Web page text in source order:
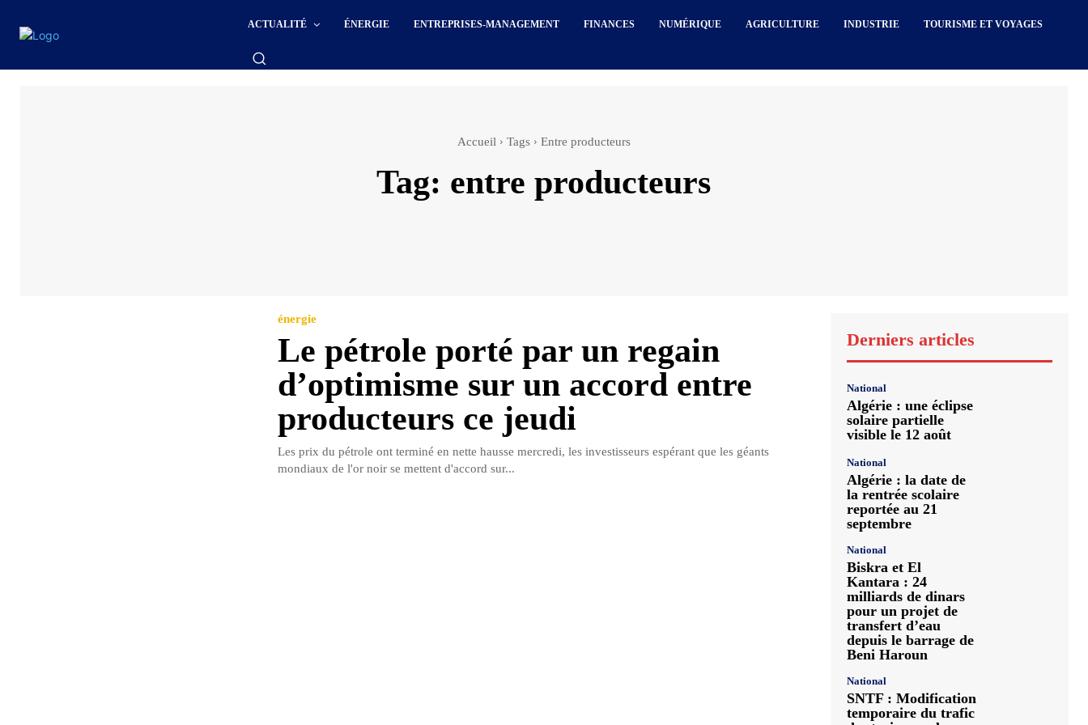
ACTUALITÉ ÉNERGIE ENTREPRISES-MANAGEMENT FINANCES NUMÉRIQUE AGRICULTURE INDUSTRIE TOURISME ET VOYAGES
Accueil Tags Entre producteurs
Tag: entre producteurs
énergie
Le pétrole porté par un regain
d’optimisme sur un accord entre
producteurs ce jeudi
Les prix du pétrole ont terminé en nette hausse mercredi, les investisseurs espérant que les géants
mondiaux de l'or noir se mettent d'accord sur...
Derniers articles
National
Algérie : une éclipse
solaire partielle
visible le 12 août
National
Algérie : la date de
la rentrée scolaire
reportée au 21
septembre
National
Biskra et El
Kantara : 24
milliards de dinars
pour un projet de
transfert d’eau
depuis le barrage de
Beni Haroun
National
SNTF : Modification
temporaire du trafic